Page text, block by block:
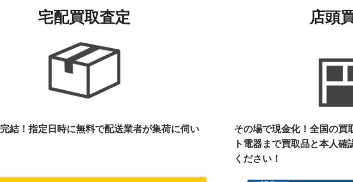
宅配買取査定
結！指定日時に無料で配送業者が集荷に伺い
店頭
その場で現金化！全国の買
ト電器まで買取品と本人確
ください！